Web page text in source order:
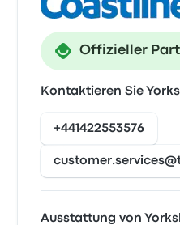
Offizieller
Kontaktieren Sie
+441422553576
Ausstattung von